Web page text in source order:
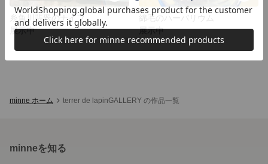
糸魚川翡翠のナイフ
展示中
綿毛のハーバリウム
展示中
minne ホーム terrer de lapinGALLERY の作品一覧
minneを知る